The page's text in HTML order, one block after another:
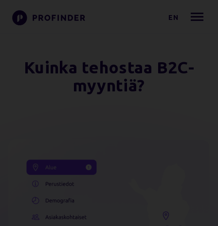
EN
Kuinka tehostaa B2C-
myyntiä?